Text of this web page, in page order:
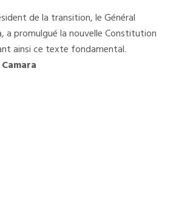
de la transition, le Général
a promulgué la nouvelle Constitution
ainsi ce texte fondamental.